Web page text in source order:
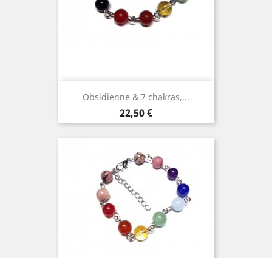
Obsidienne & 7 chakras,...
Prix
22,50 €